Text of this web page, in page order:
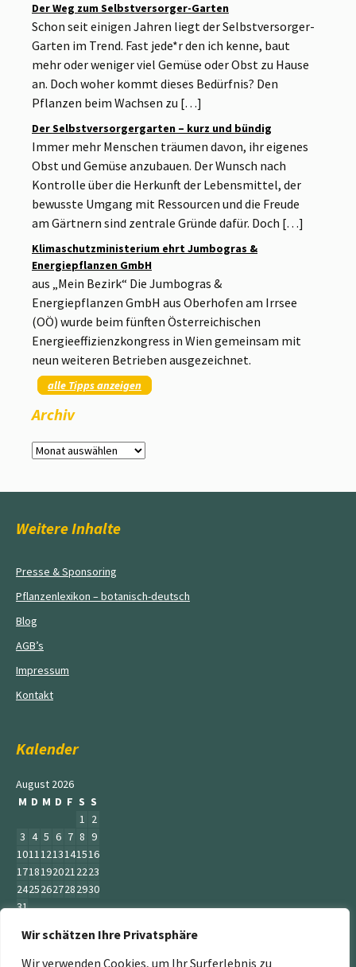
Wir schätzen Ihre Privatsphäre
Wir verwenden Cookies, um Ihr Surferlebnis zu
Der Weg zum Selbstversorger-Garten
Schon seit einigen Jahren liegt der Selbstversorger-
Garten im Trend. Fast jede*r den ich kenne, baut
mehr oder weniger viel Gemüse oder Obst zu Hause
an. Doch woher kommt dieses Bedürfnis? Den
Pflanzen beim Wachsen zu […]
Der Selbstversorgergarten – kurz und bündig
Immer mehr Menschen träumen davon, ihr eigenes
Obst und Gemüse anzubauen. Der Wunsch nach
Kontrolle über die Herkunft der Lebensmittel, der
bewusste Umgang mit Ressourcen und die Freude
am Gärtnern sind zentrale Gründe dafür. Doch […]
Klimaschutzministerium ehrt Jumbogras &
Energiepflanzen GmbH
aus „Mein Bezirk“ Die Jumbogras &
Energiepflanzen GmbH aus Oberhofen am Irrsee
(OÖ) wurde beim fünften Österreichischen
Energieeffizienzkongress in Wien gemeinsam mit
neun weiteren Betrieben ausgezeichnet.
alle Tipps anzeigen
Archiv
Archiv
Weitere Inhalte
Presse & Sponsoring
Pflanzenlexikon – botanisch-deutsch
Blog
AGB’s
Impressum
Kontakt
Kalender
August 2026
M D M D F S S
1 2
3 4 5 6 7 8 9
10111213141516
17181920212223
24252627282930
31
« Juni